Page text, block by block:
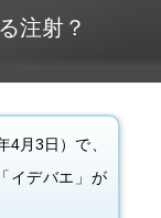
注射？
4月3日）で、
イデバエ」が